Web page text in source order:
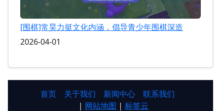
[围棋]常昊力挺文化内涵，倡导青少年围棋深造
2026-04-01
首页 关于我们 新闻中心
联系我们
| 网站地图 | 标签云